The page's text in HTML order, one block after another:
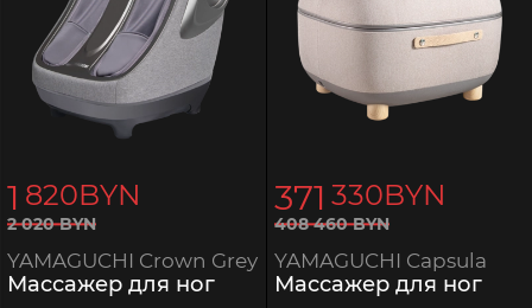
1 820BYN
2 020BYN
YAMAGUCHI Crown Grey
Массажер для ног
371 330BYN
408 460BYN
YAMAGUCHI Capsula
Массажер для ног